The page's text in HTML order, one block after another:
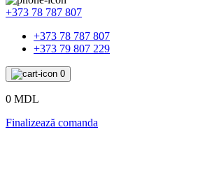
+373 78 787 807
+373 78 787 807
+373 79 807 229
0
0 MDL
Finalizează comanda